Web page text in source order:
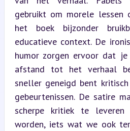
gebruikt om morele lessen
het boek bijzonder
educatieve context. De
humor zorgen ervoor dat
afstand tot het verhaal
sneller geneigd bent
gebeurtenissen. De satire
scherpe kritiek te
worden, iets wat we ook